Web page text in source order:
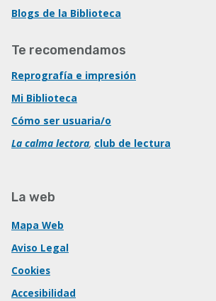
Blogs de la Biblioteca
Te recomendamos
Reprografía e impresión
Mi Biblioteca
Cómo ser usuaria/o
La calma lectora, club de lectura
La web
Mapa Web
Aviso Legal
Cookies
Accesibilidad